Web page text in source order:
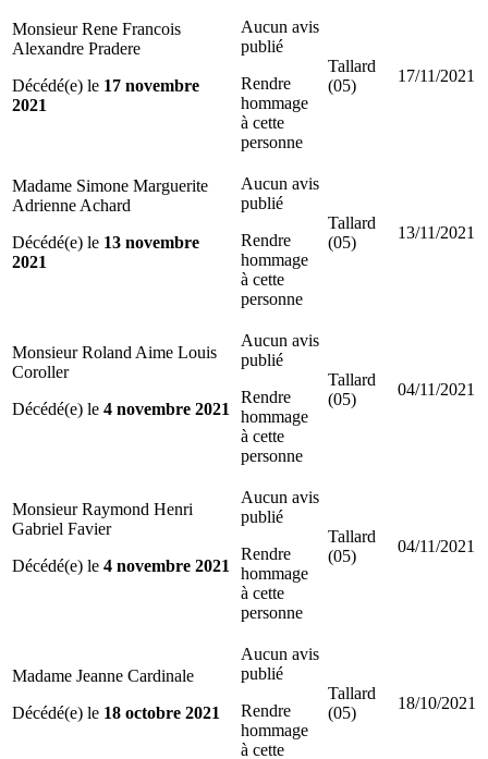
Monsieur Rene Francois
Alexandre Pradere
Décédé(e) le 17 novembre
2021
Aucun avis
publié
Rendre
hommage
à cette
personne
Tallard
(05)
17/11/2021
Madame Simone Marguerite
Adrienne Achard
Décédé(e) le 13 novembre
2021
Aucun avis
publié
Rendre
hommage
à cette
personne
Tallard
(05)
13/11/2021
Monsieur Roland Aime Louis
Coroller
Décédé(e) le 4 novembre 2021
Aucun avis
publié
Rendre
hommage
à cette
personne
Tallard
(05)
04/11/2021
Monsieur Raymond Henri
Gabriel Favier
Décédé(e) le 4 novembre 2021
Aucun avis
publié
Rendre
hommage
à cette
personne
Tallard
(05)
04/11/2021
Madame Jeanne Cardinale
Décédé(e) le 18 octobre 2021
Aucun avis
publié
Rendre
hommage
à cette
Tallard
(05)
18/10/2021